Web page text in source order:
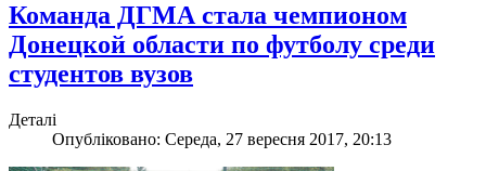
Команда ДГМА стала чемпионом
Донецкой области по футболу среди
студентов вузов
Деталі
Опубліковано: Середа, 27 вересня 2017, 20:13